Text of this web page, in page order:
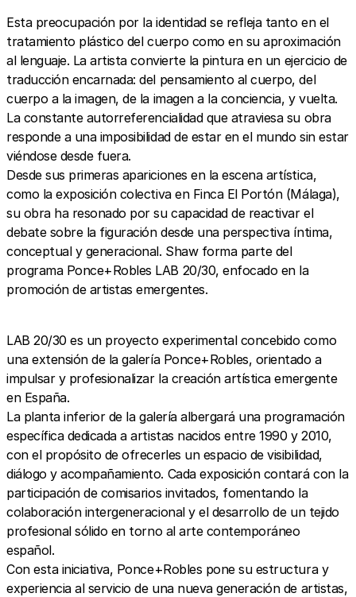
Esta preocupación por la identidad se refleja tanto en el
tratamiento plástico del cuerpo como en su aproximación
al lenguaje. La artista convierte la pintura en un ejercicio de
traducción encarnada: del pensamiento al cuerpo, del
cuerpo a la imagen, de la imagen a la conciencia, y vuelta.
La constante autorreferencialidad que atraviesa su obra
responde a una imposibilidad de estar en el mundo sin estar
viéndose desde fuera.
Desde sus primeras apariciones en la escena artística,
como la exposición colectiva en Finca El Portón (Málaga),
su obra ha resonado por su capacidad de reactivar el
debate sobre la figuración desde una perspectiva íntima,
conceptual y generacional. Shaw forma parte del
programa Ponce+Robles LAB 20/30, enfocado en la
promoción de artistas emergentes.
LAB 20/30 es un proyecto experimental concebido como
una extensión de la galería Ponce+Robles, orientado a
impulsar y profesionalizar la creación artística emergente
en España.
La planta inferior de la galería albergará una programación
específica dedicada a artistas nacidos entre 1990 y 2010,
con el propósito de ofrecerles un espacio de visibilidad,
diálogo y acompañamiento. Cada exposición contará con la
participación de comisarios invitados, fomentando la
colaboración intergeneracional y el desarrollo de un tejido
profesional sólido en torno al arte contemporáneo
español.
Con esta iniciativa, Ponce+Robles pone su estructura y
experiencia al servicio de una nueva generación de artistas,